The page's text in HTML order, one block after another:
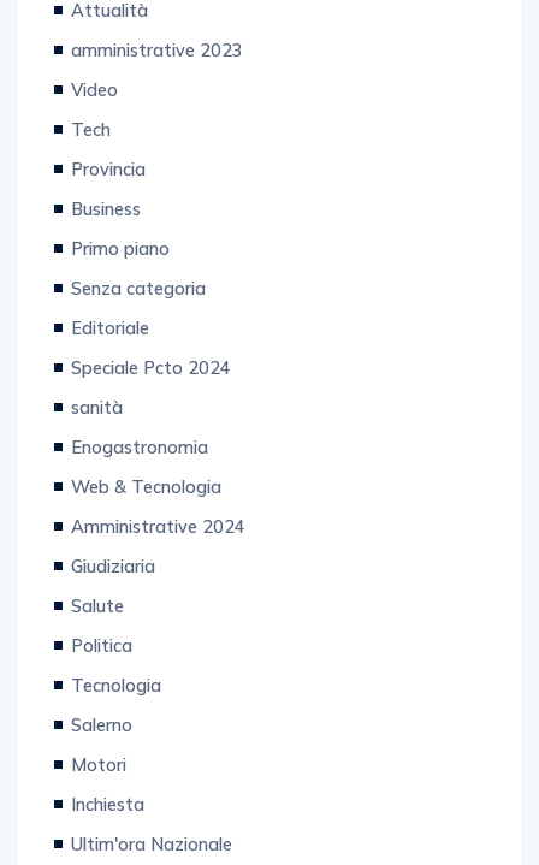
Attualità
amministrative 2023
Video
Tech
Provincia
Business
Primo piano
Senza categoria
Editoriale
Speciale Pcto 2024
sanità
Enogastronomia
Web & Tecnologia
Amministrative 2024
Giudiziaria
Salute
Politica
Tecnologia
Salerno
Motori
Inchiesta
Ultim'ora Nazionale